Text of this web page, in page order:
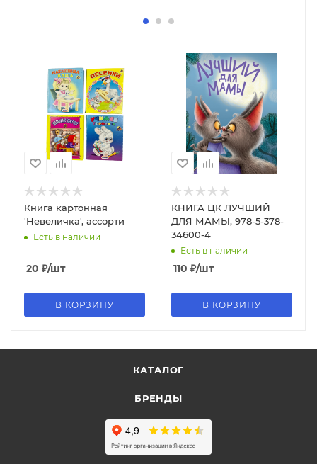
Книга картонная
'Невеличка', ассорти
Есть в наличии
20 ₽/шт
В КОРЗИНУ
КНИГА ЦК ЛУЧШИЙ
ДЛЯ МАМЫ, 978-5-378-
34600-4
Есть в наличии
110 ₽/шт
В КОРЗИНУ
КАТАЛОГ
БРЕНДЫ